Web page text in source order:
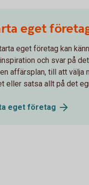
eget
eget företag kan
och svar på
affärsplan, till att välja
eller satsa allt på det
eget företag